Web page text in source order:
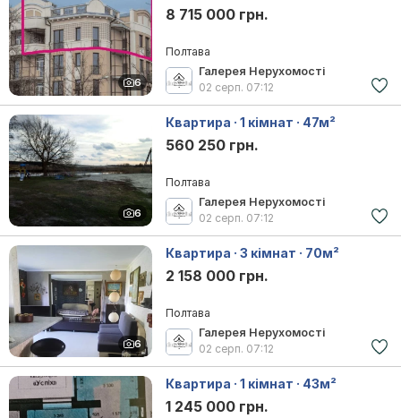
6
8 715 000 грн.
Полтава
Галерея Нерухомості
02 серп. 07:12
6
Квартира · 1 кімнат · 47м²
560 250 грн.
Полтава
Галерея Нерухомості
02 серп. 07:12
6
Квартира · 3 кімнат · 70м²
2 158 000 грн.
Полтава
Галерея Нерухомості
02 серп. 07:12
Квартира · 1 кімнат · 43м²
1 245 000 грн.